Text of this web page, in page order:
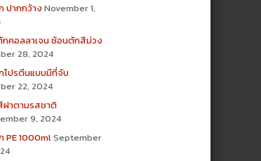
ปากกว้างNovember 1,
คอลลาเจน ช้อนตักสีม่วง
28, 2024
โปรตีนแบบมีที่จับ
22, 2024
าตามรสชาติ
9, 2024
PE 1000mlSeptember